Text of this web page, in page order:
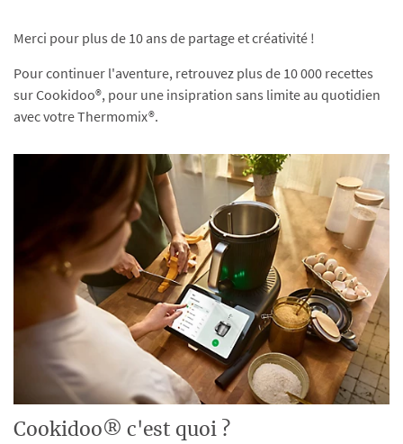
Merci pour plus de 10 ans de partage et créativité !
Pour continuer l'aventure, retrouvez plus de 10 000 recettes
sur Cookidoo®, pour une insipration sans limite au quotidien
avec votre Thermomix®.
Cookidoo® c'est quoi ?